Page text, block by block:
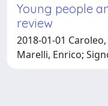
Young people
review
2018-01-01
Marelli, Enrico;